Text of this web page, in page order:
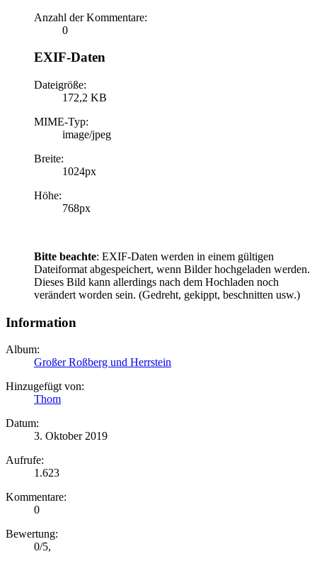
Anzahl der Kommentare:
0
EXIF-Daten
Dateigröße:
172,2 KB
MIME-Typ:
image/jpeg
Breite:
1024px
Höhe:
768px
Bitte beachte: EXIF-Daten werden in einem gültigen
Dateiformat abgespeichert, wenn Bilder hochgeladen werden.
Dieses Bild kann allerdings nach dem Hochladen noch
verändert worden sein. (Gedreht, gekippt, beschnitten usw.)
Information
Album:
Großer Roßberg und Herrstein
Hinzugefügt von:
Thom
Datum:
3. Oktober 2019
Aufrufe:
1.623
Kommentare:
0
Bewertung:
0/5,